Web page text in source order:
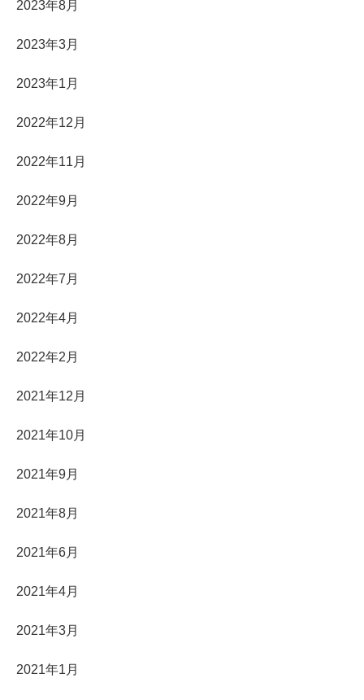
2023年8月
2023年3月
2023年1月
2022年12月
2022年11月
2022年9月
2022年8月
2022年7月
2022年4月
2022年2月
2021年12月
2021年10月
2021年9月
2021年8月
2021年6月
2021年4月
2021年3月
2021年1月